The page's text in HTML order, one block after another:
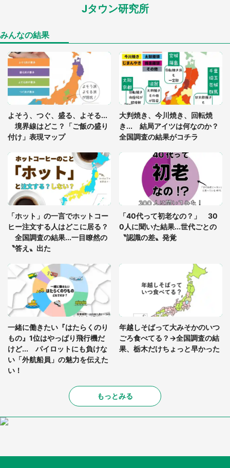
「閉所恐怖症の私は新幹線で大パニック。隣席の青
「ゾワゾワする」「本当に気持ち悪い」 道端でバ
グっちゃってた〝野生の野菜〟に6.5万人戦慄
座布団だろ」「食パンの耳」と1.4万人困惑
っ暗な道で遭難状態。なんとか見つけた民家に助け
を求めると、住人の男性が...」
「孫にあげると思って、あなたにこれをあげる」
真夏の山道で見知らぬお婆さんに握らされたもの
（山口県・30代女性）
Jタウン研究所
みんなの結果
よそう、つぐ、盛る、よそる...
境界線はどこ？「ご飯の盛り
付け」表現マップ
大判焼き、今川焼き、回転焼
き... 結局アイツは何なのか？
全国調査の結果がコチラ
「ホット」の一言でホットコー
ヒー注文する人はどこに居る？
全国調査の結果...一目瞭然の
〝答え〟出た
「40代って初老なの？」 30
0人に聞いた結果...世代ごとの
〝認識の差〟発覚
一緒に働きたい『はたらくのり
もの』1位はやっぱり飛行機だ
けど... パイロットにも負けな
い「外航船員」の魅力を伝えた
い！
年越しそばって大みそかのいつ
ごろ食べてる？→全国調査の結
果、栃木だけちょっと早かった
もっとみる